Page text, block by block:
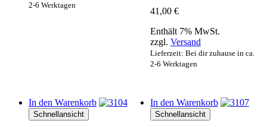
2-6 Werktagen
41,00 €
Enthält 7% MwSt.
zzgl. Versand
Lieferzeit: Bei dir zuhause in ca.
2-6 Werktagen
In den Warenkorb
Schnellansicht
In den Warenkorb
Schnellansicht